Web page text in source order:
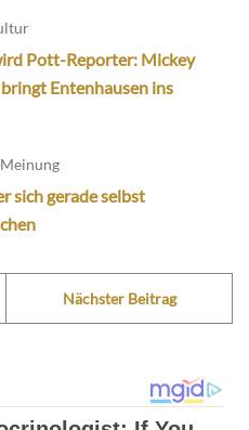
Pott-Reporter: Mickey
Entenhausen ins
sich gerade selbst
Nächster Beitrag